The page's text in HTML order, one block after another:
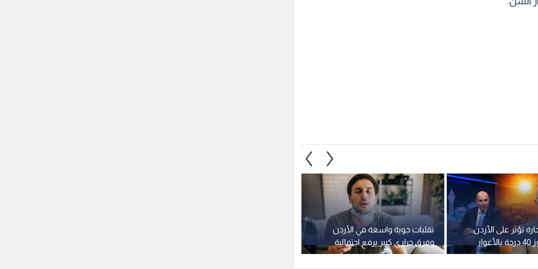
تقلبات جوية واسعة في الأردن
وفرق حراري كبير يرفع احتمالية
الإصابة بنزلات البرد
تؤثر على الأردن..
والحرارة تتجاوز 40 درجة بالأغوار